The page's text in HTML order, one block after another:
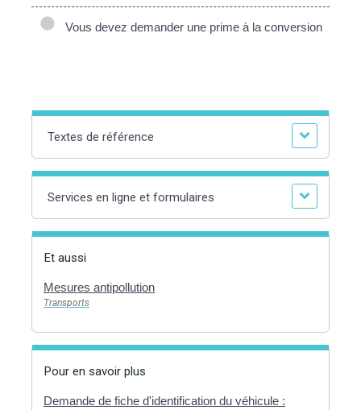
Vous devez demander une prime à la conversion
Textes de référence
Services en ligne et formulaires
Et aussi
Mesures antipollution
Transports
Pour en savoir plus
Demande de fiche d'identification du véhicule :